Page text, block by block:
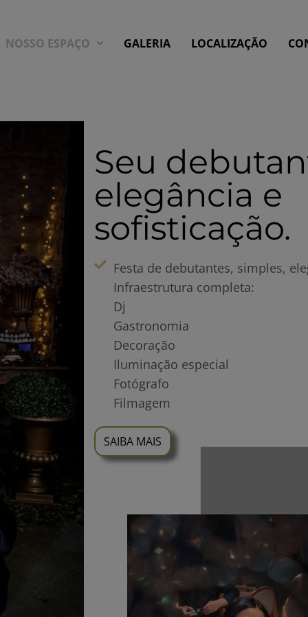
NOSSO ESPAÇO GALERIA LOCALIZAÇÃO
Seu
elegância e
sofisticação.
Festa de debutantes, simples,
Infraestrutura completa:
Dj
Gastronomia
Decoração
Iluminação especial
Fotógrafo
Filmagem
SAIBA MAIS